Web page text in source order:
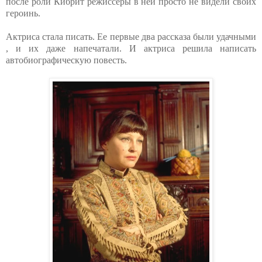
героинь.
Актриса стала писать. Ее первые два рассказа были удачными
, и их даже напечатали. И актриса решила написать
автобиографическую повесть.